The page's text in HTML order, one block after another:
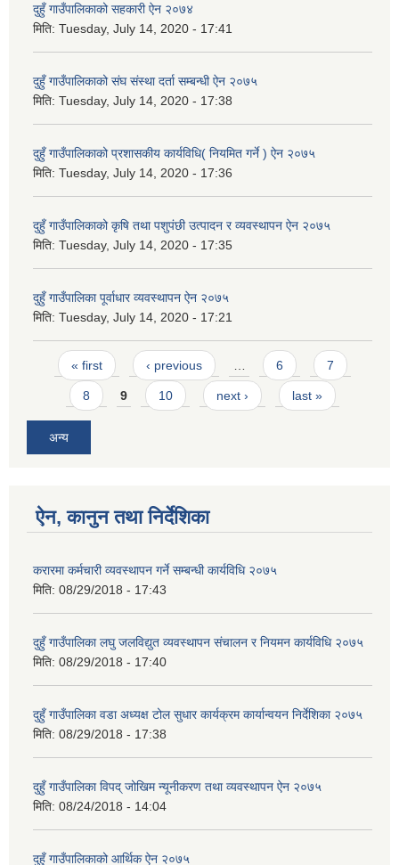
दुहुँ गाउँपालिकाको सहकारी ऐन २०७४
मिति: Tuesday, July 14, 2020 - 17:41
दुहुँ गाउँपालिकाको संघ संस्था दर्ता सम्बन्धी ऐन २०७५
मिति: Tuesday, July 14, 2020 - 17:38
दुहुँ गाउँपालिकाको प्रशासकीय कार्यविधि( नियमित गर्ने ) ऐन २०७५
मिति: Tuesday, July 14, 2020 - 17:36
दुहुँ गाउँपालिकाको कृषि तथा पशुपंछी उत्पादन र व्यवस्थापन ऐन २०७५
मिति: Tuesday, July 14, 2020 - 17:35
दुहुँ गाउँपालिका पूर्वाधार व्यवस्थापन ऐन २०७५
मिति: Tuesday, July 14, 2020 - 17:21
Pages
« first ‹ previous 6 7
8 9 10 next › last »
अन्य
ऐन, कानुन तथा निर्देशिका
करारमा कर्मचारी व्यवस्थापन गर्ने सम्बन्धी कार्यविधि २०७५
मिति: 08/29/2018 - 17:43
दुहुँ गाउँपालिका लघु जलविद्युत व्यवस्थापन संचालन र नियमन कार्यविधि २०७५
मिति: 08/29/2018 - 17:40
दुहुँ गाउँपालिका वडा अध्यक्ष टोल सुधार कार्यक्रम कार्यान्वयन निर्देशिका २०७५
मिति: 08/29/2018 - 17:38
दुहुँ गाउँपालिका विपद् जोखिम न्यूनीकरण तथा व्यवस्थापन ऐन २०७५
मिति: 08/24/2018 - 14:04
दुहुँ गाउँपालिकाको आर्थिक ऐन २०७५